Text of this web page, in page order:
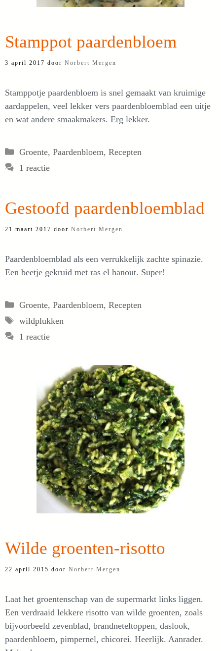
Stamppot paardenbloem
3 april 2017 door Norbert Mergen
Stamppotje paardenbloem is snel gemaakt van kruimige
aardappelen, veel lekker vers paardenbloemblad een uitje
en wat andere smaakmakers. Erg lekker.
Categorieën
Groente, Paardenbloem, Recepten
1 reactie
Gestoofd paardenbloemblad
21 maart 2017 door Norbert Mergen
Paardenbloemblad als een verrukkelijk zachte spinazie.
Een beetje gekruid met ras el hanout. Super!
Categorieën
Groente, Paardenbloem, Recepten
Tags
wildplukken
1 reactie
Wilde groenten-risotto
22 april 2015 door Norbert Mergen
Laat het groentenschap van de supermarkt links liggen.
Een verdraaid lekkere risotto van wilde groenten, zoals
bijvoorbeeld zevenblad, brandneteltoppen, daslook,
paardenbloem, pimpernel, chicorei. Heerlijk. Aanrader.